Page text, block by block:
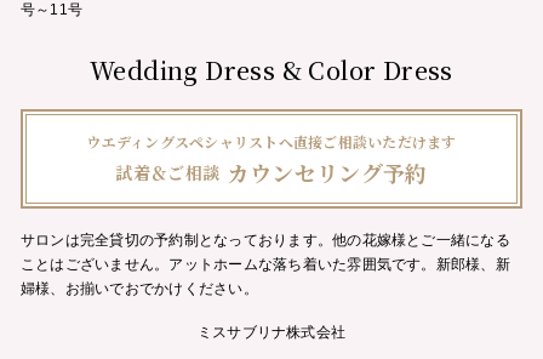
号～11号
Wedding Dress & Color Dress
ウエディングスペシャリストへ直接ご相談いただけます
試着＆ご相談 カウンセリング予約
サロンは完全貸切の予約制となっております。他の花嫁様とご一緒になる
ことはございません。 アットホームな落ち着いた雰囲気です。新郎様、新
婦様、お揃いでおでかけください。
ミスサブリナ株式会社